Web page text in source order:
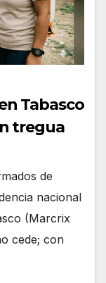
Tabasco
tregua
de
nacional
(Marcrix
cede; con